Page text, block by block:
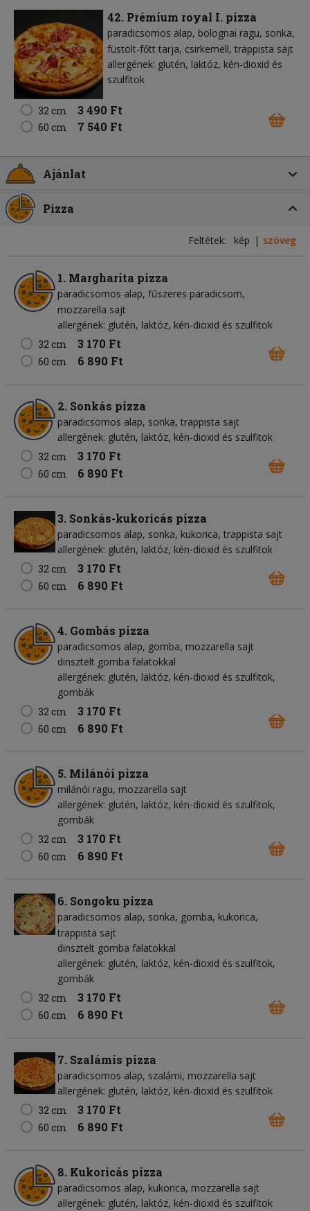
42. Prémium royal I. pizza
paradicsomos alap bolognai ragu sonka
füstölt-főtt tarja csirkemell trappista sajt
allergének: glutén, laktóz, kén-dioxid és
szulfitok
32 cm 3 490 Ft
60 cm 7 540 Ft
Ajánlat
Pizza
Feltétek: kép szöveg
1. Margharita pizza
paradicsomos alap fűszeres paradicsom
mozzarella sajt
allergének: glutén, laktóz, kén-dioxid és szulfitok
32 cm
3 170 Ft
60 cm 6 890 Ft
2. Sonkás pizza
paradicsomos alap sonka trappista sajt
allergének: glutén, laktóz, kén-dioxid és szulfitok
32 cm
3 170 Ft
60 cm 6 890 Ft
3. Sonkás-kukoricás pizza
paradicsomos alap sonka kukorica trappista sajt
allergének: glutén, laktóz, kén-dioxid és szulfitok
32 cm
3 170 Ft
60 cm 6 890 Ft
4. Gombás pizza
paradicsomos alap gomba mozzarella sajt
dinsztelt gomba falatokkal
allergének: glutén, laktóz, kén-dioxid és szulfitok,
gombák
32 cm
3 170 Ft
60 cm 6 890 Ft
5. Milánói pizza
milánói ragu mozzarella sajt
allergének: glutén, laktóz, kén-dioxid és szulfitok,
gombák
32 cm
3 170 Ft
60 cm 6 890 Ft
6. Songoku pizza
paradicsomos alap sonka gomba kukorica
trappista sajt
dinsztelt gomba falatokkal
allergének: glutén, laktóz, kén-dioxid és szulfitok,
gombák
32 cm
3 170 Ft
60 cm 6 890 Ft
7. Szalámis pizza
paradicsomos alap szalámi mozzarella sajt
allergének: glutén, laktóz, kén-dioxid és szulfitok
32 cm
3 170 Ft
60 cm 6 890 Ft
8. Kukoricás pizza
paradicsomos alap kukorica mozzarella sajt
allergének: glutén, laktóz, kén-dioxid és szulfitok